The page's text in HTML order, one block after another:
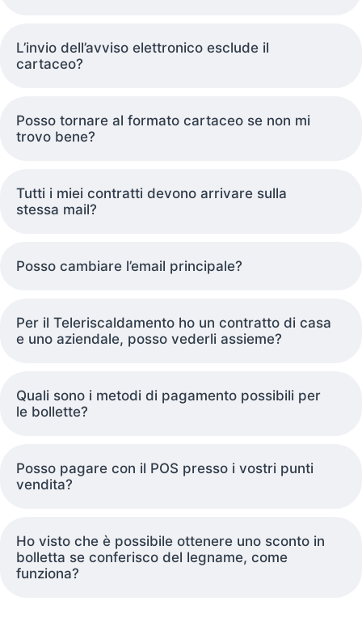
L’invio dell’avviso elettronico esclude il
cartaceo?
Posso tornare al formato cartaceo se non mi
trovo bene?
Tutti i miei contratti devono arrivare sulla
stessa mail?
Posso cambiare l’email principale?
Per il Teleriscaldamento ho un contratto di casa
e uno aziendale, posso vederli assieme?
Quali sono i metodi di pagamento possibili per
le bollette?
Posso pagare con il POS presso i vostri punti
vendita?
Ho visto che è possibile ottenere uno sconto in
bolletta se conferisco del legname, come
funziona?